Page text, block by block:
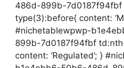
486d-899b-
type(3):before{ content:
#nichetablewpwp-
899b-7d0187f94fbf
content: ‘Regulated’; }